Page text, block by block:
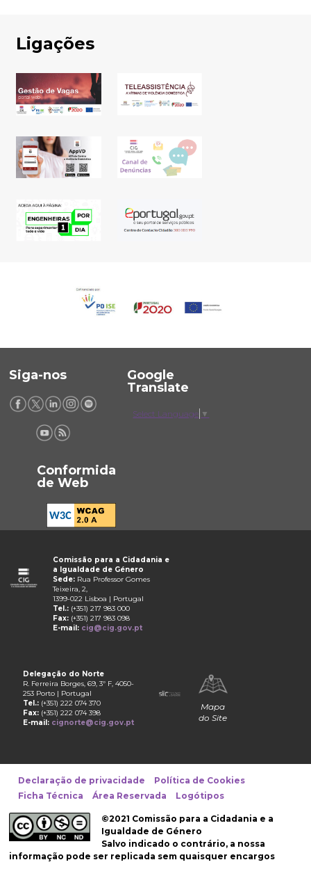
Ligações
Siga-nos
Google
Translate
Select Language ▼
Conformida
de Web
Comissão para a Cidadania e
a Igualdade de Género
Sede: Rua Professor Gomes
Teixeira, 2,
1399-022 Lisboa | Portugal
Tel.: (+351) 217 983 000
Fax: (+351) 217 983 098
E-mail: cig@cig.gov.pt
Delegação do Norte
R. Ferreira Borges, 69, 3º F, 4050-
253 Porto | Portugal
Tel.: (+351) 222 074 370
Fax: (+351) 222 074 398
E-mail: cignorte@cig.gov.pt
Mapa
do Site
Declaração de privacidade
Política de Cookies
Ficha Técnica
Área Reservada Logótipos
©2021 Comissão para a Cidadania e a
Igualdade de Género
Salvo indicado o contrário, a nossa
informação pode ser replicada sem quaisquer encargos